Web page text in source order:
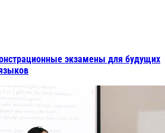
экзамены для будущих